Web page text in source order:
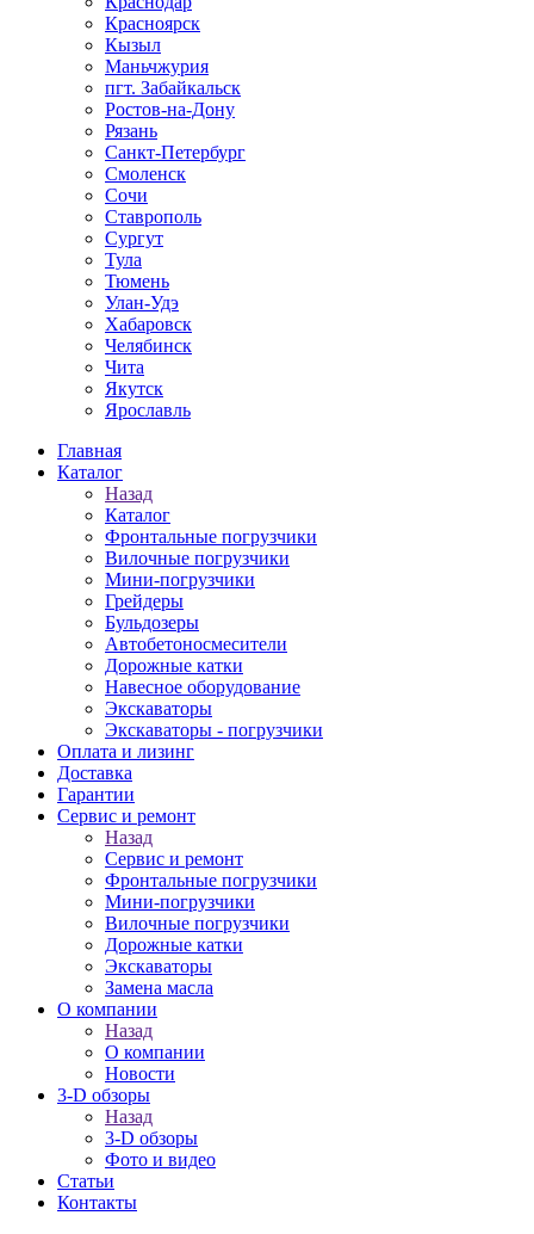
Красноярск
Кызыл
Маньчжурия
пгт. Забайкальск
Ростов-на-Дону
Рязань
Санкт-Петербург
Смоленск
Сочи
Ставрополь
Сургут
Тула
Тюмень
Улан-Удэ
Хабаровск
Челябинск
Чита
Якутск
Ярославль
Главная
Каталог
Назад
Каталог
Фронтальные погрузчики
Вилочные погрузчики
Мини-погрузчики
Грейдеры
Бульдозеры
Автобетоносмесители
Дорожные катки
Навесное оборудование
Экскаваторы
Экскаваторы - погрузчики
Оплата и лизинг
Доставка
Гарантии
Сервис и ремонт
Назад
Сервис и ремонт
Фронтальные погрузчики
Мини-погрузчики
Вилочные погрузчики
Дорожные катки
Экскаваторы
Замена масла
О компании
Назад
О компании
Новости
3-D обзоры
Назад
3-D обзоры
Фото и видео
Статьи
Контакты